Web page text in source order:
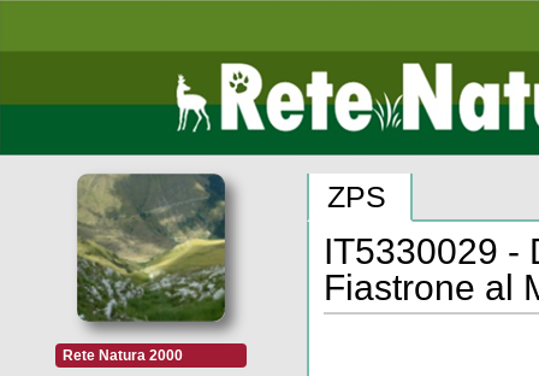
Rete Natura 2000
ZPS
IT5330029 -
Fiastrone al